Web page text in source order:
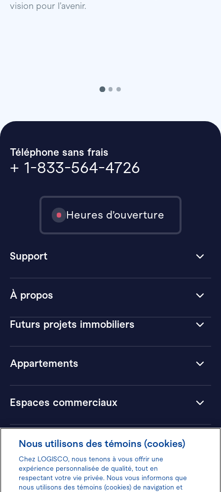
vision pour l’avenir.
À propos
Futurs projets immobiliers
Appartements
Espaces commerciaux
Hôtels
Téléphone sans frais
+ 1-833-564-4726
Heures d’ouverture
Support
Nous utilisons des témoins (cookies)
Chez LOGISCO, nous tenons à vous offrir une
expérience personnalisée de qualité, tout en
respectant votre vie privée. Nous vous informons que
nous utilisons des témoins (cookies) de navigation et